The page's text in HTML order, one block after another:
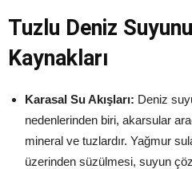
Tuzlu Deniz
Kaynakları
Karasal Su Akışları: Deniz
nedenlerinden biri, akarsular
mineral ve tuzlardır. Yağmur
üzerinden süzülmesi, suyun